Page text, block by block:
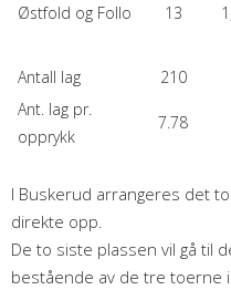
Østfold og Follo 13
Antall lag
210
Ant. lag pr.
opprykk
7.78
I Buskerud arrangeres det
direkte opp.
De to siste plassen vil gå til
bestående av de tre toerne